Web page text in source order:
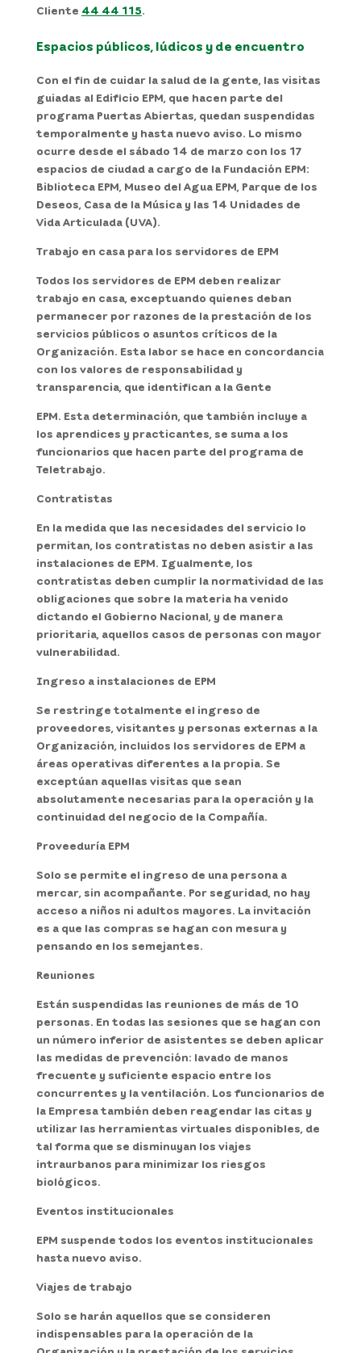
Cliente 44 44 115.
Espacios públicos, lúdicos y de encuentro
Con el fin de cuidar la salud de la gente, las visitas
guiadas al Edificio EPM, que hacen parte del
programa Puertas Abiertas, quedan suspendidas
temporalmente y hasta nuevo aviso. Lo mismo
ocurre desde el sábado 14 de marzo con los 17
espacios de ciudad a cargo de la Fundación EPM:
Biblioteca EPM, Museo del Agua EPM, Parque de los
Deseos, Casa de la Música y las 14 Unidades de
Vida Articulada (UVA).
Trabajo en casa para los servidores de EPM
Todos los servidores de EPM deben realizar
trabajo en casa, exceptuando quienes deban
permanecer por razones de la prestación de los
servicios públicos o asuntos críticos de la
Organización. Esta labor se hace en concordancia
con los valores de responsabilidad y
transparencia, que identifican a la Gente
EPM. Esta determinación, que también incluye a
los aprendices y practicantes, se suma a los
funcionarios que hacen parte del programa de
Teletrabajo.
Contratistas
En la medida que las necesidades del servicio lo
permitan, los contratistas no deben asistir a las
instalaciones de EPM. Igualmente, los
contratistas deben cumplir la normatividad de las
obligaciones que sobre la materia ha venido
dictando el Gobierno Nacional, y de manera
prioritaria, aquellos casos de personas con mayor
vulnerabilidad.
Ingreso a instalaciones de EPM
Se restringe totalmente el ingreso de
proveedores, visitantes y personas externas a la
Organización, incluidos los servidores de EPM a
áreas operativas diferentes a la propia. Se
exceptúan aquellas visitas que sean
absolutamente necesarias para la operación y la
continuidad del negocio de la Compañía.
Proveeduría EPM
Solo se permite el ingreso de una persona a
mercar, sin acompañante. Por seguridad, no hay
acceso a niños ni adultos mayores. La invitación
es a que las compras se hagan con mesura y
pensando en los semejantes.
Reuniones
Están suspendidas las reuniones de más de 10
personas. En todas las sesiones que se hagan con
un número inferior de asistentes se deben aplicar
las medidas de prevención: lavado de manos
frecuente y suficiente espacio entre los
concurrentes y la ventilación. Los funcionarios de
la Empresa también deben reagendar las citas y
utilizar las herramientas virtuales disponibles, de
tal forma que se disminuyan los viajes
intraurbanos para minimizar los riesgos
biológicos.
Eventos institucionales
EPM suspende todos los eventos institucionales
hasta nuevo aviso.
Viajes de trabajo
Solo se harán aquellos que se consideren
indispensables para la operación de la